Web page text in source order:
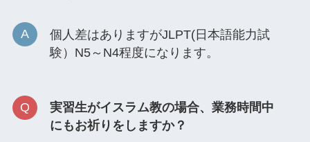
個人差はありますがJLPT(日本語能力試
験）N5～N4程度になります。
実習生がイスラム教の場合、業務時間中
にもお祈りをしますか？